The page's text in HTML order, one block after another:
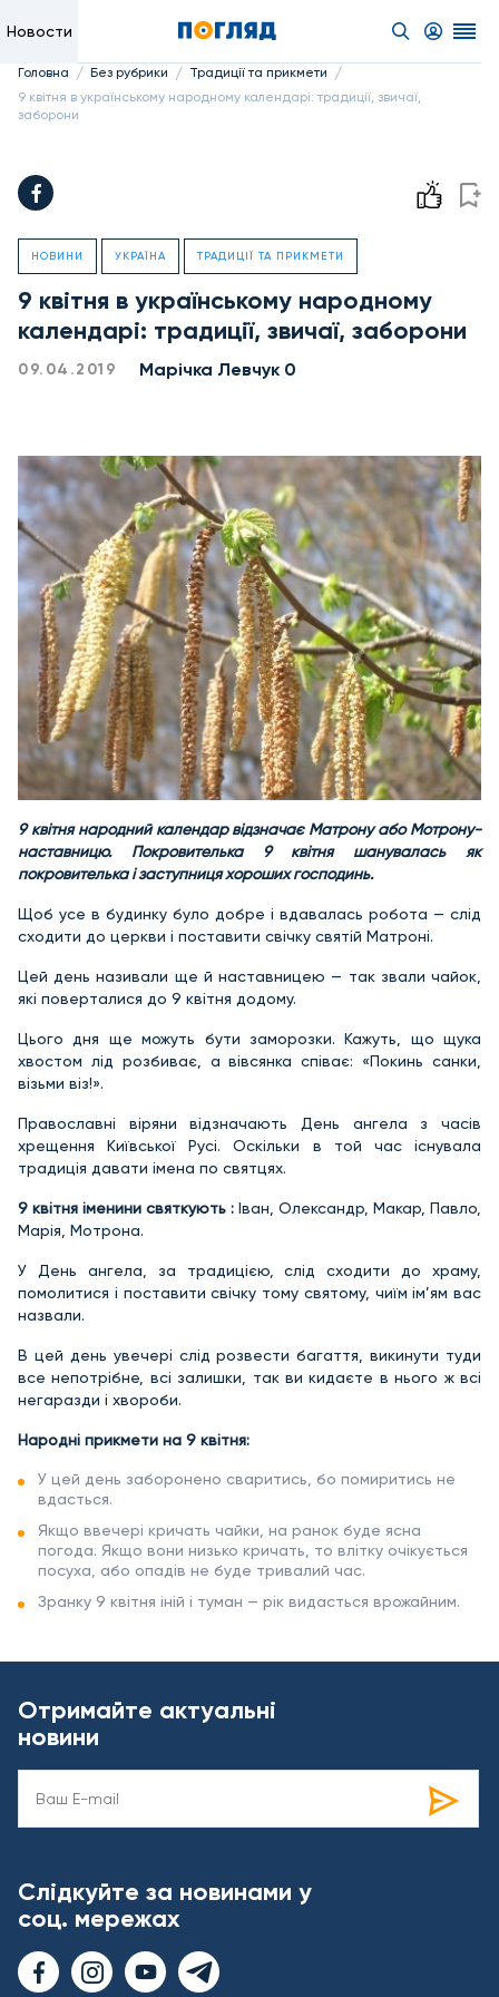
Новости
Головна / Без рубрики / Традиції та прикмети /
9 квітня в українському народному календарі: традиції, звичаї,
заборони
НОВИНИ УКРАЇНА ТРАДИЦІЇ ТА ПРИКМЕТИ
9 квітня в українському народному
календарі: традиції, звичаї, заборони
09.04.2019 Марічка Левчук 0
9 квітня народний календар відзначає Матрону або Мотрону-
наставницю. Покровителька 9 квітня шанувалась як
покровителька і заступниця хороших господинь.
Щоб усе в будинку було добре і вдавалась робота — слід
сходити до церкви і поставити свічку святій Матроні.
Цей день називали ще й наставницею — так звали чайок,
які поверталися до 9 квітня додому.
Цього дня ще можуть бути заморозки. Кажуть, що щука
хвостом лід розбиває, а вівсянка співає: «Покинь санки,
візьми віз!».
Православні віряни відзначають День ангела з часів
хрещення Київської Русі. Оскільки в той час існувала
традиція давати імена по святцях.
9 квітня іменини святкують : Іван, Олександр, Макар, Павло,
Марія, Мотрона.
У День ангела, за традицією, слід сходити до храму,
помолитися і поставити свічку тому святому, чиїм ім’ям вас
назвали.
В цей день увечері слід розвести багаття, викинути туди
все непотрібне, всі залишки, так ви кидаєте в нього ж всі
негаразди і хвороби.
Народні прикмети на 9 квітня:
У цей день заборонено сваритись, бо помиритись не
вдасться.
Якщо ввечері кричать чайки, на ранок буде ясна
погода. Якщо вони низько кричать, то влітку очікується
посуха, або опадів не буде тривалий час.
Зранку 9 квітня іній і туман — рік видасться врожайним.
Отримайте актуальні
новини
Слідкуйте за новинами у
соц. мережах